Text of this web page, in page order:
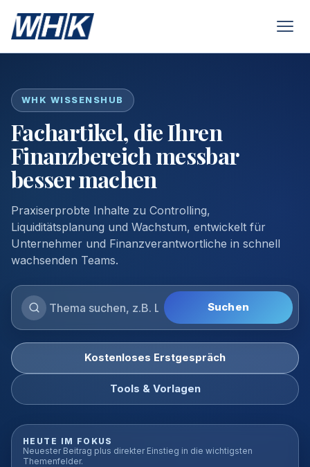
WHK WISSENSHUB
Fachartikel, die Ihren
Finanzbereich messbar
besser machen
Praxiserprobte Inhalte zu Controlling,
Liquiditätsplanung und Wachstum, entwickelt für
Unternehmer und Finanzverantwortliche in schnell
wachsenden Teams.
Blog
durchsuchen
Suchen
Kostenloses Erstgespräch
Tools & Vorlagen
HEUTE IM FOKUS
Neuester Beitrag plus direkter Einstieg in die wichtigsten
Themenfelder.